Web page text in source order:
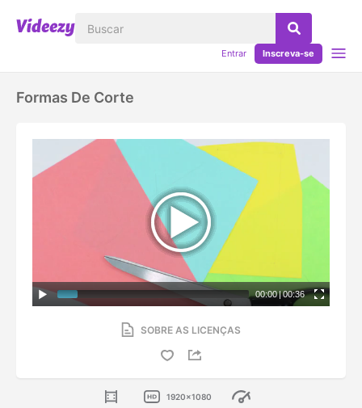
Entrar Inscreva-se
Formas De Corte
00:00|00:36
SOBRE AS LICENÇAS
1920x1080